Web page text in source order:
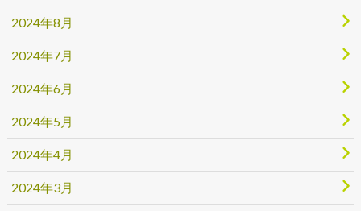
2024年8月
2024年7月
2024年6月
2024年5月
2024年4月
2024年3月